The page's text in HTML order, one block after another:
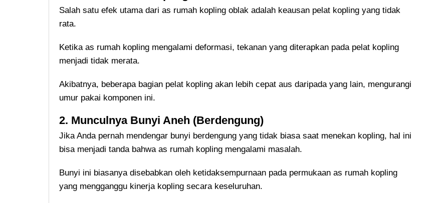
Salah satu efek utama dari as rumah kopling oblak adalah keausan pelat kopling yang tidak
rata.
Ketika as rumah kopling mengalami deformasi, tekanan yang diterapkan pada pelat kopling
menjadi tidak merata.
Akibatnya, beberapa bagian pelat kopling akan lebih cepat aus daripada yang lain, mengurangi
umur pakai komponen ini.
2. Munculnya Bunyi Aneh (Berdengung)
Jika Anda pernah mendengar bunyi berdengung yang tidak biasa saat menekan kopling, hal ini
bisa menjadi tanda bahwa as rumah kopling mengalami masalah.
Bunyi ini biasanya disebabkan oleh ketidaksempurnaan pada permukaan as rumah kopling
yang mengganggu kinerja kopling secara keseluruhan.